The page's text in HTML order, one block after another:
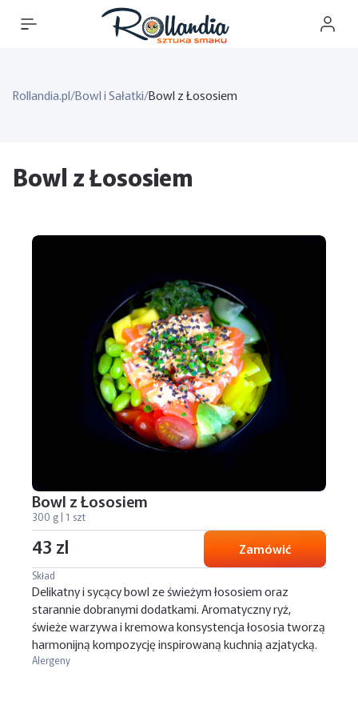
Rollandia.pl/Bowl i Sałatki/Bowl z Łososiem
Bowl z Łososiem
Bowl z Łososiem
300 g | 1 szt
43 zl Zamówić
Skład
Delikatny i sycący bowl ze świeżym łososiem oraz
starannie dobranymi dodatkami. Aromatyczny ryż,
świeże warzywa i kremowa konsystencja łososia tworzą
harmonijną kompozycję inspirowaną kuchnią azjatycką.
Alergeny